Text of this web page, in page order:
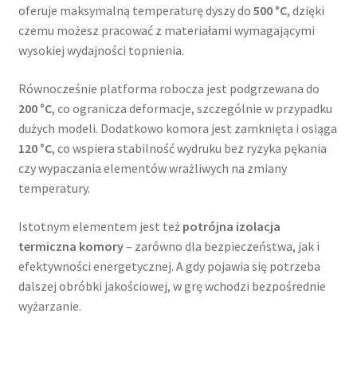
oferuje maksymalną temperaturę dyszy do 500 °C, dzięki
czemu możesz pracować z materiałami wymagającymi
wysokiej wydajności topnienia.
Równocześnie platforma robocza jest podgrzewana do
200 °C, co ogranicza deformacje, szczególnie w przypadku
dużych modeli. Dodatkowo komora jest zamknięta i osiąga
120 °C, co wspiera stabilność wydruku bez ryzyka pękania
czy wypaczania elementów wrażliwych na zmiany
temperatury.
Istotnym elementem jest też potrójna izolacja
termiczna komory– zarówno dla bezpieczeństwa, jak i
efektywności energetycznej. A gdy pojawia się potrzeba
dalszej obróbki jakościowej, w grę wchodzi bezpośrednie
wyżarzanie.